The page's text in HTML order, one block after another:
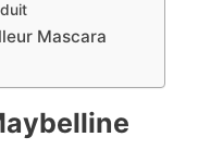
Mascara